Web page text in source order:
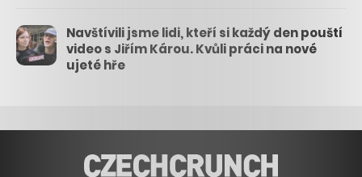
Navštívili jsme lidi, kteří si každý den pouští
video s Jiřím Károu. Kvůli práci na nové
ujeté hře